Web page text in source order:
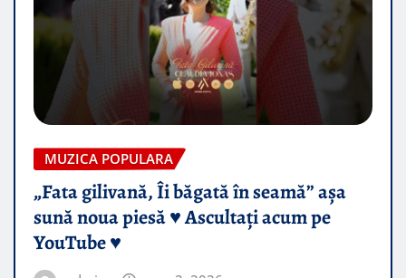
MUZICA POPULARA
„Fata gilivană, Îi băgată în seamă” așa
sună noua piesă ♥️ Ascultați acum pe
YouTube ♥️